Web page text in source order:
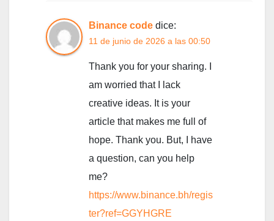
Binance code dice:
11 de junio de 2026 a las 00:50
Thank you for your sharing. I
am worried that I lack
creative ideas. It is your
article that makes me full of
hope. Thank you. But, I have
a question, can you help
me?
https://www.binance.bh/regis
ter?ref=GGYHGRE